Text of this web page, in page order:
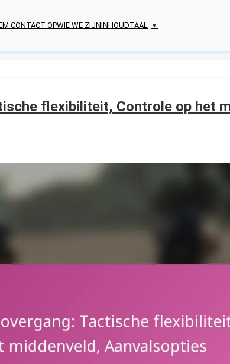
CONTACT OPWIE WE ZIJNINHOUDTAAL ▼
flexibiliteit, Controle op het